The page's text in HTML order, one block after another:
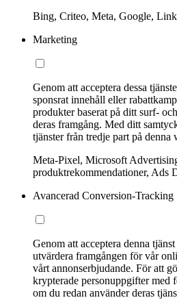
Bing, Criteo, Meta, Google,
Marketing
Genom att acceptera dessa
sponsrat innehåll eller
produkter baserat på ditt surf-
deras framgång. Med ditt
tjänster från tredje part på denna
Meta-Pixel, Microsoft
produktrekommendationer, Ads
Avancerad Conversion-Tracking
Genom att acceptera denna
utvärdera framgången för vår
vårt annonserbjudande. För att
krypterade personuppgifter med
om du redan använder deras